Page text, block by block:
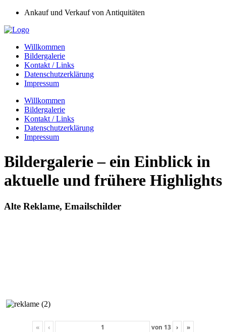
Ankauf und Verkauf von Antiquitäten
Willkommen
Bildergalerie
Kontakt / Links
Datenschutzerklärung
Impressum
Willkommen
Bildergalerie
Kontakt / Links
Datenschutzerklärung
Impressum
Bildergalerie – ein Einblick in
aktuelle und frühere Highlights
Alte Reklame, Emailschilder
« ‹ von 13 › »